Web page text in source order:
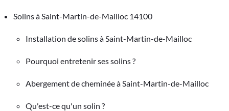
Solins à Saint-Martin-de-Mailloc 14100
Installation de solins à Saint-Martin-de-Mailloc
Pourquoi entretenir ses solins ?
Abergement de cheminée à Saint-Martin-de-Mailloc
Qu'est-ce qu'un solin ?